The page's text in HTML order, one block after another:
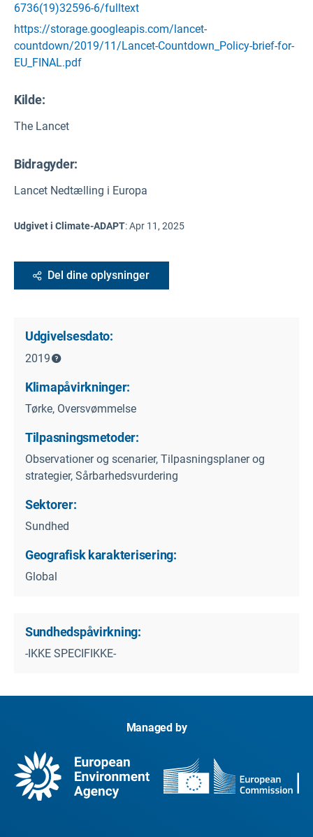
6736(19)32596-6/fulltext
https://storage.googleapis.com/lancet-
countdown/2019/11/Lancet-Countdown_Policy-brief-for-
EU_FINAL.pdf
Kilde:
The Lancet
Bidragyder:
Lancet Nedtælling i Europa
Udgivet i Climate-ADAPT:Apr 11, 2025
Del dine oplysninger
Udgivelsesdato:
2019
Klimapåvirkninger:
Tørke, Oversvømmelse
Tilpasningsmetoder:
Observationer og scenarier, Tilpasningsplaner og
strategier, Sårbarhedsvurdering
Sektorer:
Sundhed
Geografisk karakterisering:
Global
Sundhedspåvirkning:
-IKKE SPECIFIKKE-
Managed by